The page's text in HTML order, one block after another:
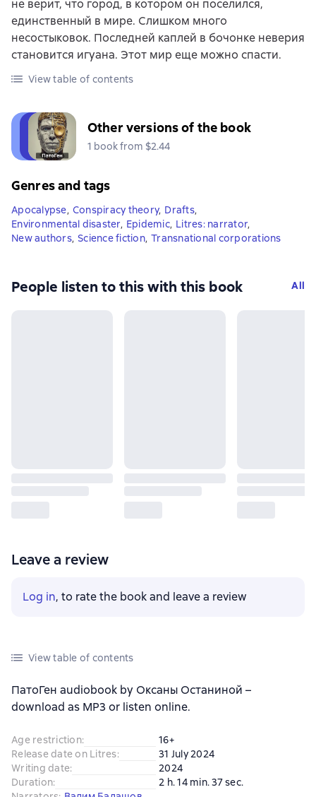
не верит, что город, в котором он поселился,
единственный в мире. Слишком много
несостыковок. Последней каплей в бочонке неверия
становится игуана. Этот мир еще можно спасти.
View table of contents
Other versions of the book
1 book from $2.44
Genres and tags
Apocalypse, Conspiracy theory, Drafts,
Environmental disaster, Epidemic, Litres: narrator,
New authors, Science fiction, Transnational corporations
People listen to this with this book All
Leave a review
Log in, to rate the book and leave a review
View table of contents
ПатоГен audiobook by Оксаны Останиной –
download as MP3 or listen online.
Age restriction:
16+
Release date on Litres:
31 July 2024
Writing date:
2024
Duration:
2 h. 14 min. 37 sec.